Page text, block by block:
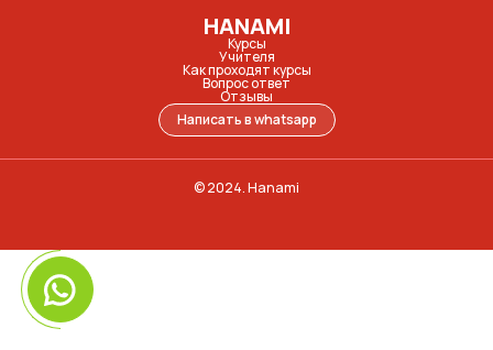
HANAMI
Курсы
Учителя
Как проходят курсы
Вопрос ответ
Отзывы
Написать в whatsapp
© 2024. Hanami